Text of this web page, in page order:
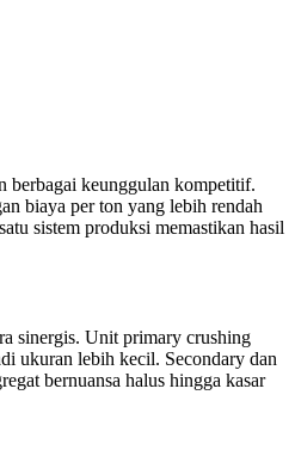
berbagai keunggulan kompetitif.
biaya per ton yang lebih rendah
sistem produksi memastikan hasil
sinergis. Unit primary crushing
ukuran lebih kecil. Secondary dan
bernuansa halus hingga kasar